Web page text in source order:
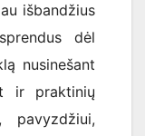
išbandžius
dėl
nusinešant
ir praktinių